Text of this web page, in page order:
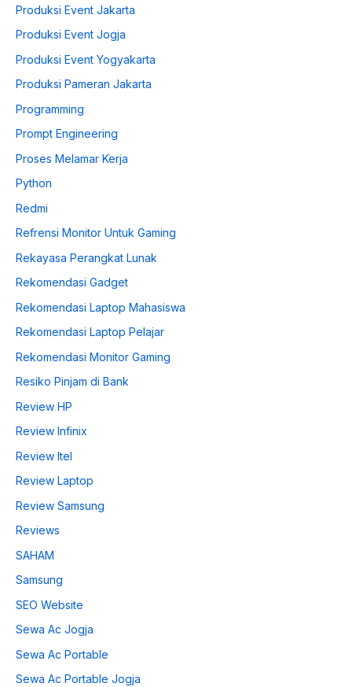
Produksi Event Jakarta
Produksi Event Jogja
Produksi Event Yogyakarta
Produksi Pameran Jakarta
Programming
Prompt Engineering
Proses Melamar Kerja
Python
Redmi
Refrensi Monitor Untuk Gaming
Rekayasa Perangkat Lunak
Rekomendasi Gadget
Rekomendasi Laptop Mahasiswa
Rekomendasi Laptop Pelajar
Rekomendasi Monitor Gaming
Resiko Pinjam di Bank
Review HP
Review Infinix
Review Itel
Review Laptop
Review Samsung
Reviews
SAHAM
Samsung
SEO Website
Sewa Ac Jogja
Sewa Ac Portable
Sewa Ac Portable Jogja